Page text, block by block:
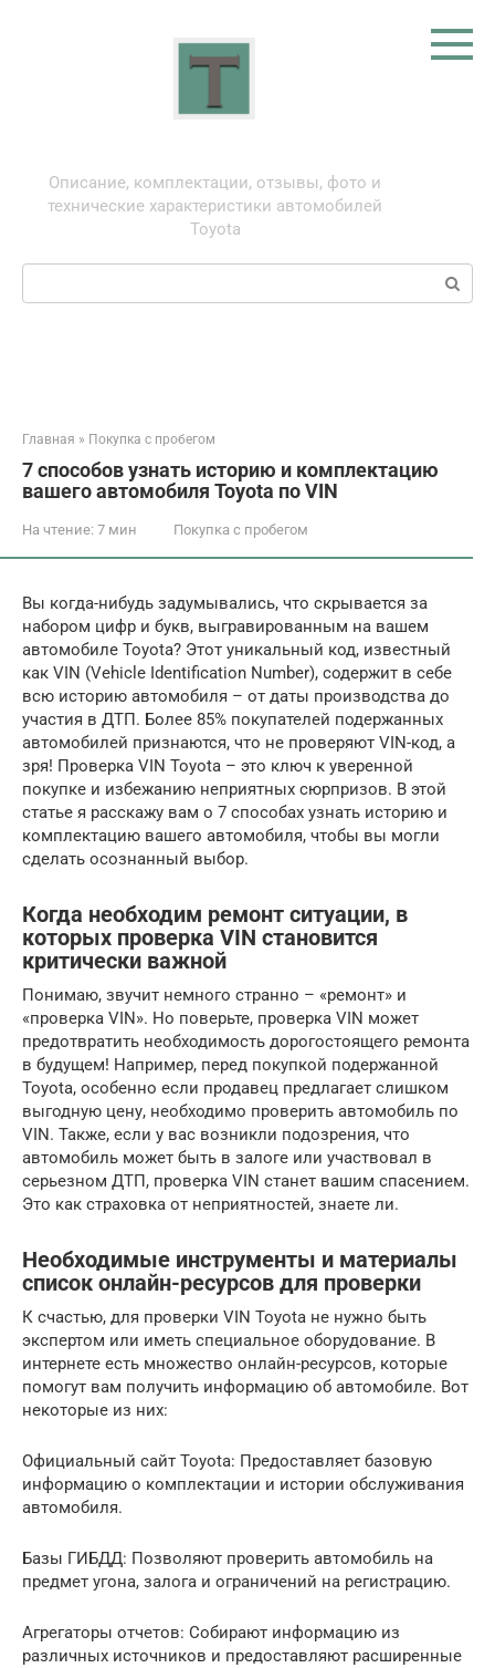
Описание, комплектации, отзывы, фото и
технические характеристики автомобилей
Toyota
Поиск:
Главная » Покупка с пробегом
7 способов узнать историю и комплектацию
вашего автомобиля Toyota по VIN
На чтение: 7 мин Покупка с пробегом
Вы когда-нибудь задумывались, что скрывается за
набором цифр и букв, выгравированным на вашем
автомобиле Toyota? Этот уникальный код, известный
как VIN (Vehicle Identification Number), содержит в себе
всю историю автомобиля – от даты производства до
участия в ДТП. Более 85% покупателей подержанных
автомобилей признаются, что не проверяют VIN-код, а
зря! Проверка VIN Toyota – это ключ к уверенной
покупке и избежанию неприятных сюрпризов. В этой
статье я расскажу вам о 7 способах узнать историю и
комплектацию вашего автомобиля, чтобы вы могли
сделать осознанный выбор.
Когда необходим ремонт ситуации, в
которых проверка VIN становится
критически важной
Понимаю, звучит немного странно – «ремонт» и
«проверка VIN». Но поверьте, проверка VIN может
предотвратить необходимость дорогостоящего ремонта
в будущем! Например, перед покупкой подержанной
Toyota, особенно если продавец предлагает слишком
выгодную цену, необходимо проверить автомобиль по
VIN. Также, если у вас возникли подозрения, что
автомобиль может быть в залоге или участвовал в
серьезном ДТП, проверка VIN станет вашим спасением.
Это как страховка от неприятностей, знаете ли.
Необходимые инструменты и материалы
список онлайн-ресурсов для проверки
К счастью, для проверки VIN Toyota не нужно быть
экспертом или иметь специальное оборудование. В
интернете есть множество онлайн-ресурсов, которые
помогут вам получить информацию об автомобиле. Вот
некоторые из них:
Официальный сайт Toyota: Предоставляет базовую
информацию о комплектации и истории обслуживания
автомобиля.
Базы ГИБДД: Позволяют проверить автомобиль на
предмет угона, залога и ограничений на регистрацию.
Агрегаторы отчетов: Собирают информацию из
различных источников и предоставляют расширенные